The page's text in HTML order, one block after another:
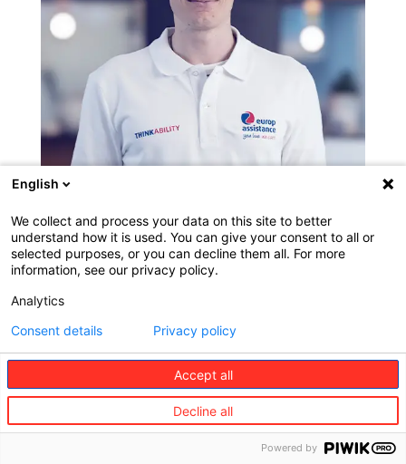
Jakob Klinge
Cyclisme
English
We collect and process your data on this site to better
understand how it is used. You can give your consent to all or
selected purposes, or you can decline them all. For more
information, see our privacy policy.
Analytics
Accept all
Decline all
Consent details Privacy policy
Powered by